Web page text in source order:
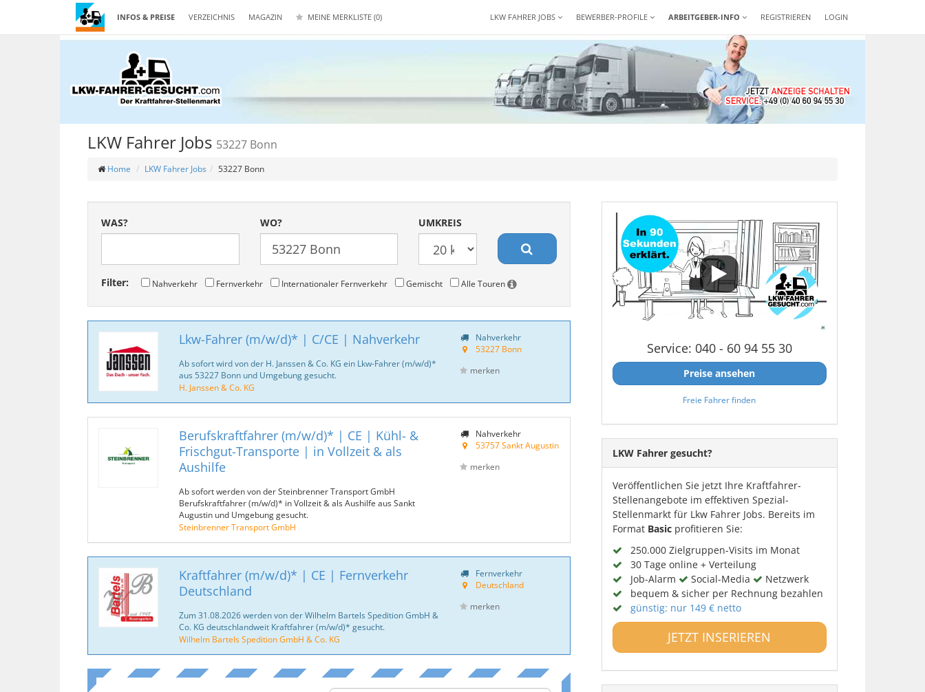
INFOS & PREISE VERZEICHNIS MAGAZIN MEINE MERKLISTE (0) REGISTRIEREN LOGIN
LKW FAHRER JOBS BEWERBER-PROFILE ARBEITGEBER-INFO
LKW Fahrer Jobs 53227 Bonn
Home LKW Fahrer Jobs 53227 Bonn
WAS? WO? UMKREIS
Filter: Nahverkehr Fernverkehr Internationaler Fernverkehr Gemischt Alle Touren
Lkw-Fahrer (m/w/d)* | C/CE | Nahverkehr
Ab sofort wird von der H. Janssen & Co. KG ein Lkw-Fahrer (m/w/d)*
aus 53227 Bonn und Umgebung gesucht.
H. Janssen & Co. KG
Nahverkehr
53227 Bonn
merken
Berufskraftfahrer (m/w/d)* | CE | Kühl- &
Frischgut-Transporte | in Vollzeit & als
Aushilfe
Ab sofort werden von der Steinbrenner Transport GmbH
Berufskraftfahrer (m/w/d)* in Vollzeit & als Aushilfe aus Sankt
Augustin und Umgebung gesucht.
Steinbrenner Transport GmbH
Nahverkehr
53757 Sankt Augustin
merken
Kraftfahrer (m/w/d)* | CE | Fernverkehr
Deutschland
Zum 31.08.2026 werden von der Wilhelm Bartels Spedition GmbH &
Co. KG deutschlandweit Kraftfahrer (m/w/d)* gesucht.
Wilhelm Bartels Spedition GmbH & Co. KG
Fernverkehr
Deutschland
merken
Service: 040 - 60 94 55 30
Preise ansehen
Freie Fahrer finden
LKW Fahrer gesucht?
Veröffentlichen Sie jetzt Ihre Kraftfahrer-
Stellenangebote im effektiven Spezial-
Stellenmarkt für Lkw Fahrer Jobs. Bereits im
Format Basicprofitieren Sie:
250.000 Zielgruppen-Visits im Monat
30 Tage online + Verteilung
Job-Alarm
Social-Media
Netzwerk
bequem & sicher per Rechnung bezahlen
günstig: nur 149 € netto
JETZT INSERIEREN